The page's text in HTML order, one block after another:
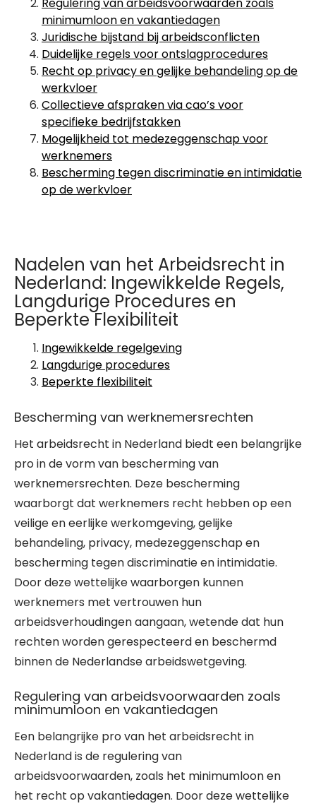
minimumloon en vakantiedagen
Juridische bijstand bij arbeidsconflicten
Duidelijke regels voor ontslagprocedures
Recht op privacy en gelijke behandeling op de
werkvloer
Collectieve afspraken via cao’s voor
specifieke bedrijfstakken
Mogelijkheid tot medezeggenschap voor
werknemers
Bescherming tegen discriminatie en intimidatie
op de werkvloer
Nadelen van het Arbeidsrecht in
Nederland: Ingewikkelde Regels,
Langdurige Procedures en
Beperkte Flexibiliteit
Ingewikkelde regelgeving
Langdurige procedures
Beperkte flexibiliteit
Bescherming van werknemersrechten
Het arbeidsrecht in Nederland biedt een belangrijke
pro in de vorm van bescherming van
werknemersrechten. Deze bescherming
waarborgt dat werknemers recht hebben op een
veilige en eerlijke werkomgeving, gelijke
behandeling, privacy, medezeggenschap en
bescherming tegen discriminatie en intimidatie.
Door deze wettelijke waarborgen kunnen
werknemers met vertrouwen hun
arbeidsverhoudingen aangaan, wetende dat hun
rechten worden gerespecteerd en beschermd
binnen de Nederlandse arbeidswetgeving.
Regulering van arbeidsvoorwaarden zoals
minimumloon en vakantiedagen
Een belangrijke pro van het arbeidsrecht in
Nederland is de regulering van
arbeidsvoorwaarden, zoals het minimumloon en
het recht op vakantiedagen. Door deze wettelijke